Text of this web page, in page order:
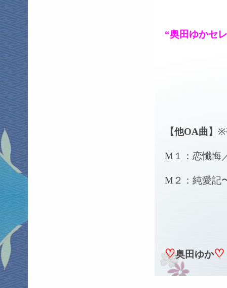
“奥田ゆかセ
【他OA曲】 ※
M１：恋懺悔
M２：純愛記
♡奥田ゆか♡